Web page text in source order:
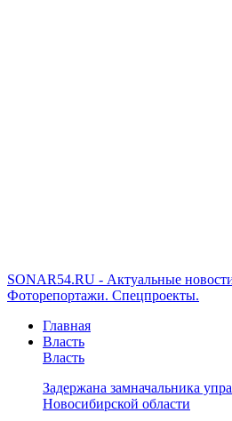
SONAR54.RU - Актуальные
Фоторепортажи. Спецпроекты.
Главная
Власть
Власть
Задержана замначальника
Новосибирской области